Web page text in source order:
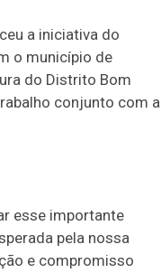
a iniciativa do
o município de
do Distrito Bom
conjunto com a
esse importante
pela nossa
e compromisso